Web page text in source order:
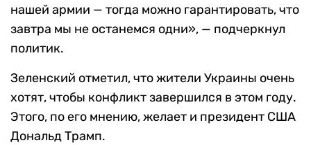
нашей армии — тогда можно гарантировать, что
завтра мы не останемся одни», — подчеркнул
политик.
Зеленский отметил, что жители Украины очень
хотят, чтобы конфликт завершился в этом году.
Этого, по его мнению, желает и президент США
Дональд Трамп.